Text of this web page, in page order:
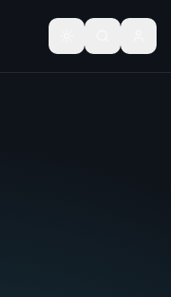
Basculer le